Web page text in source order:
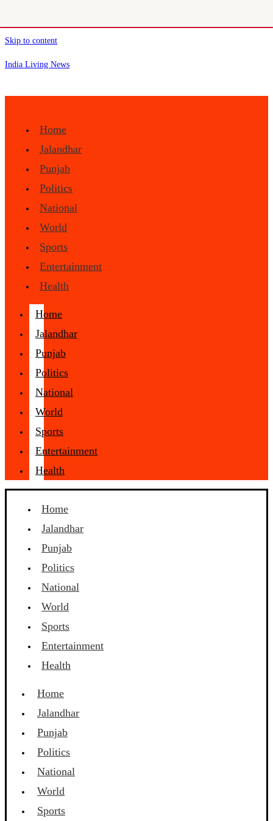
Skip to content
India Living News
Home
Jalandhar
Punjab
Politics
National
World
Sports
Entertainment
Health
Home
Jalandhar
Punjab
Politics
National
World
Sports
Entertainment
Health
Home
Jalandhar
Punjab
Politics
National
World
Sports
Entertainment
Health
Home
Jalandhar
Punjab
Politics
National
World
Sports